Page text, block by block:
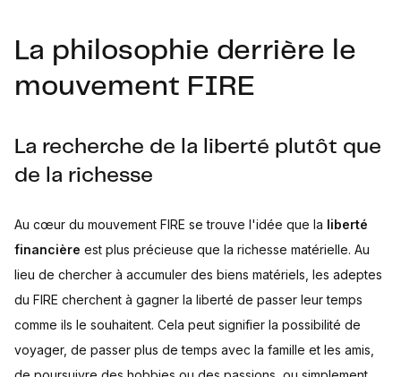
La philosophie derrière le
mouvement FIRE
La recherche de la liberté plutôt que
de la richesse
Au cœur du mouvement FIRE se trouve l'idée que la liberté
financière est plus précieuse que la richesse matérielle. Au
lieu de chercher à accumuler des biens matériels, les adeptes
du FIRE cherchent à gagner la liberté de passer leur temps
comme ils le souhaitent. Cela peut signifier la possibilité de
voyager, de passer plus de temps avec la famille et les amis,